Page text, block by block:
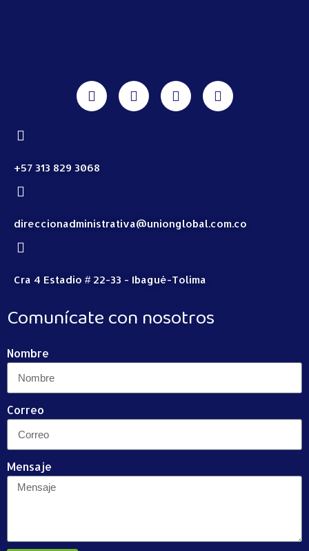
+57 313 829 3068
direccionadministrativa@unionglobal.com.co
Cra 4 Estadio # 22-33 - Ibagué-Tolima
Comunícate con nosotros
Nombre
Correo
Mensaje